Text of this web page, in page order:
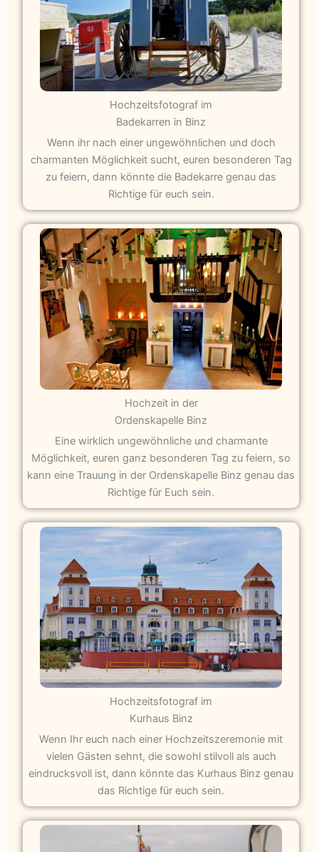
Hochzeitsfotograf im
Badekarren in Binz
Wenn ihr nach einer ungewöhnlichen und doch
charmanten Möglichkeit sucht, euren besonderen Tag
zu feiern, dann könnte die Badekarre genau das
Richtige für euch sein.
Hochzeit in der
Ordenskapelle Binz
Eine wirklich ungewöhnliche und charmante
Möglichkeit, euren ganz besonderen Tag zu feiern, so
kann eine Trauung in der Ordenskapelle Binz genau das
Richtige für Euch sein.
Hochzeitsfotograf im
Kurhaus Binz
Wenn Ihr euch nach einer Hochzeitszeremonie mit
vielen Gästen sehnt, die sowohl stilvoll als auch
eindrucksvoll ist, dann könnte das Kurhaus Binz genau
das Richtige für euch sein.